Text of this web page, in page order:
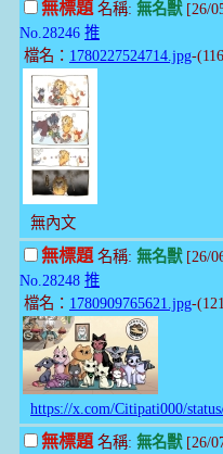
無標題名稱: 無名獸[26/
No.28246 推
檔名： 1780227524714.jpg-
無內文
無標題名稱: 無名獸[26/
No.28248 推
檔名： 1780909765621.jpg-
https://x.com/Citipati000/
無標題名稱: 無名獸[26/